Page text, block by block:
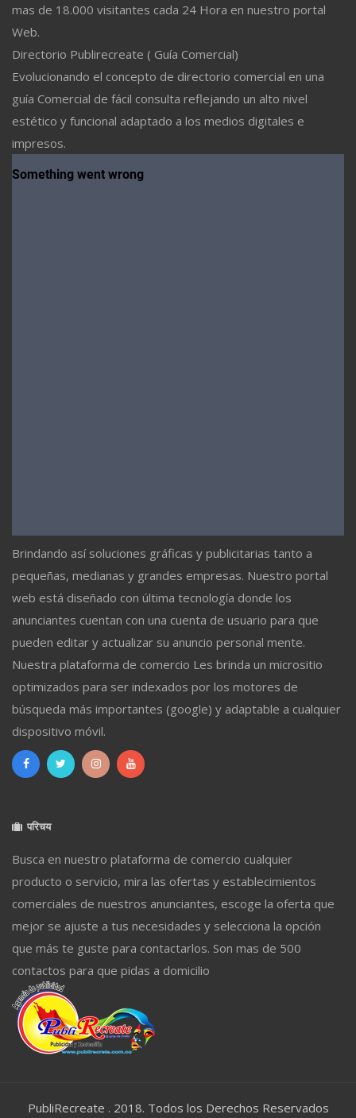
mas de 18.000 visitantes cada 24 Hora en nuestro portal
Web.
Directorio Publirecreate ( Guía Comercial)
Evolucionando el concepto de directorio comercial en una
guía Comercial de fácil consulta reflejando un alto nivel
estético y funcional adaptado a los medios digitales e
impresos.
Brindando así soluciones gráficas y publicitarias tanto a
pequeñas, medianas y grandes empresas. Nuestro portal
web está diseñado con última tecnología donde los
anunciantes cuentan con una cuenta de usuario para que
pueden editar y actualizar su anuncio personal mente.
Nuestra plataforma de comercio Les brinda un micrositio
optimizados para ser indexados por los motores de
búsqueda más importantes (google) y adaptable a cualquier
dispositivo móvil.
परिचय
Busca en nuestro plataforma de comercio cualquier
producto o servicio, mira las ofertas y establecimientos
comerciales de nuestros anunciantes, escoge la oferta que
mejor se ajuste a tus necesidades y selecciona la opción
que más te guste para contactarlos. Son mas de 500
contactos para que pidas a domicilio
PubliRecreate . 2018. Todos los Derechos Reservados